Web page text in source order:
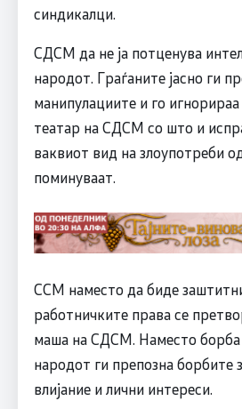
синдикалци.
СДСM да не ја потценува
народот. Граѓаните јасно ги
манипулациите и го
театар на СДСM со што и
ваквиот вид на злоупотреби
поминуваат.
ССМ наместо да биде
работничките права се
маша на СДСM. Наместо борба
народот ги препозна борбите
влијание и лични интереси.